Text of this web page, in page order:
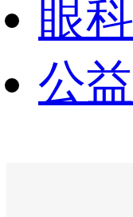
眼
公